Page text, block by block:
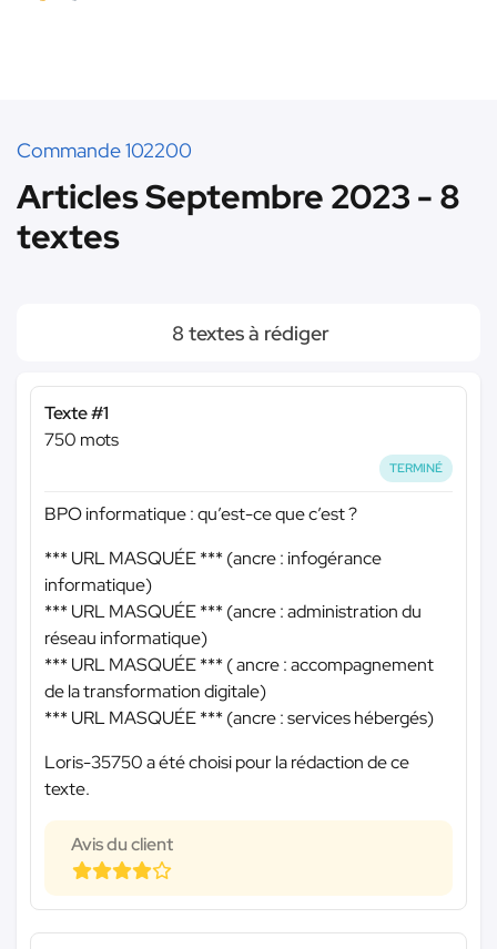
Commande 102200
Articles Septembre 2023 - 8
textes
8 textes à rédiger
Texte #1
750 mots
TERMINÉ
BPO informatique : qu’est-ce que c’est ?
*** URL MASQUÉE *** (ancre : infogérance
informatique)
*** URL MASQUÉE *** (ancre : administration du
réseau informatique)
*** URL MASQUÉE *** ( ancre : accompagnement
de la transformation digitale)
*** URL MASQUÉE *** (ancre : services hébergés)
Loris-35750 a été choisi pour la rédaction de ce
texte.
Avis du client